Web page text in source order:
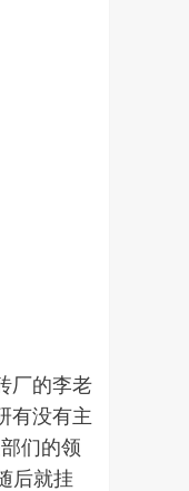
厂的李老
有没有主
们的领
后就挂